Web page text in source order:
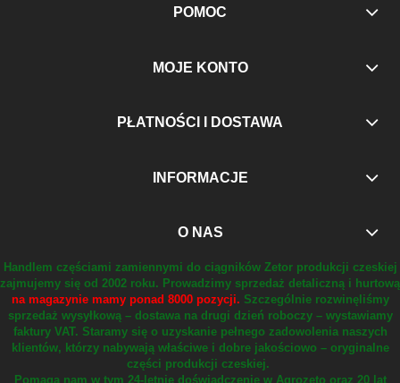
POMOC
MOJE KONTO
PŁATNOŚCI I DOSTAWA
INFORMACJE
O NAS
Handlem częściami zamiennymi do ciągników Zetor produkcji czeskiej
zajmujemy się od 2002 roku. Prowadzimy sprzedaż detaliczną i hurtową
na magazynie mamy ponad 8000 pozycji. Szczególnie rozwinęliśmy
sprzedaż wysyłkową – dostawa na drugi dzień roboczy – wystawiamy
faktury VAT. Staramy się o uzyskanie pełnego zadowolenia naszych
klientów, którzy nabywają właściwe i dobre jakościowo – oryginalne
części produkcji czeskiej.
Pomaga nam w tym 24-letnie doświadczenie w Agrozeto oraz 20 lat